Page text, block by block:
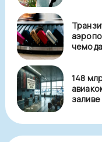
148
заливе